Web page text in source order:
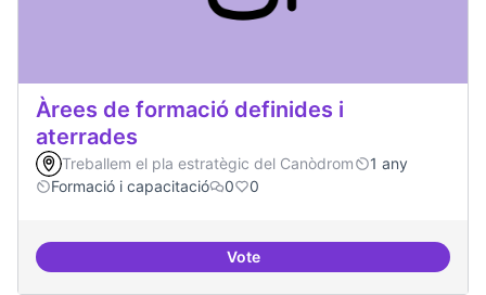
Àrees de formació definides i
aterrades
Treballem el pla estratègic del Canòdrom
1 any
Formació i capacitació
0 0
VoteÀrees de formació definides i